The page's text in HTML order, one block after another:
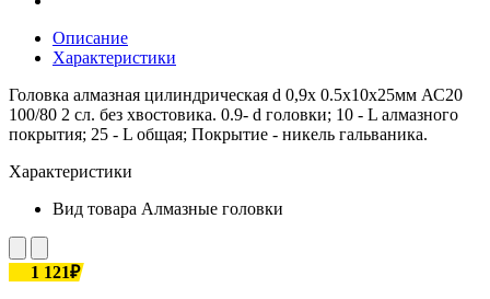
Описание
Характеристики
Головка алмазная цилиндрическая d 0,9х 0.5х10х25мм АС20
100/80 2 сл. без хвостовика. 0.9- d головки; 10 - L алмазного
покрытия; 25 - L общая; Покрытие - никель гальваника.
Характеристики
Вид товара Алмазные головки
1 121₽